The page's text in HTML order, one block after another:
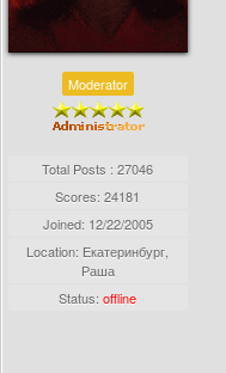
Moderator
Total Posts : 27046
Scores: 24181
Joined: 12/22/2005
Location: Екатеринбург,
Раша
Status:offline